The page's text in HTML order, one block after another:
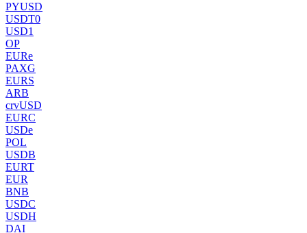
PYUSD
USDT0
USD1
OP
EURe
PAXG
EURS
ARB
crvUSD
EURC
USDe
POL
USDB
EURT
EUR
BNB
USDC
USDH
DAI